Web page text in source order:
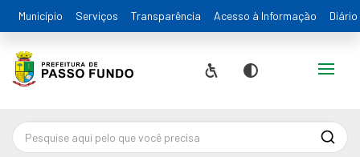
Município Serviços Transparência Acesso à Informação
Acessibilidade
Contraste
Alternar